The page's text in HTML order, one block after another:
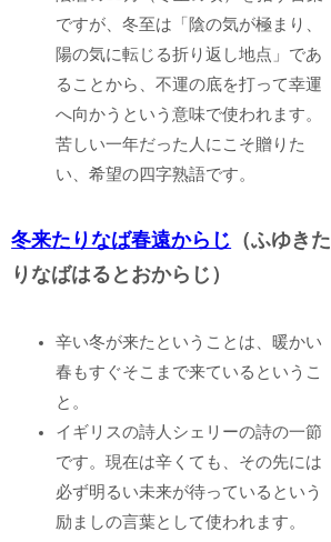
ですが、冬至は「陰の気が極まり、
陽の気に転じる折り返し地点」であ
ることから、不運の底を打って幸運
へ向かうという意味で使われます。
苦しい一年だった人にこそ贈りた
い、希望の四字熟語です。
冬来たりなば春遠からじ
（ふゆきた
りなばはるとおからじ）
辛い冬が来たということは、暖かい
春もすぐそこまで来ているというこ
と。
イギリスの詩人シェリーの詩の一節
です。現在は辛くても、その先には
必ず明るい未来が待っているという
励ましの言葉として使われます。